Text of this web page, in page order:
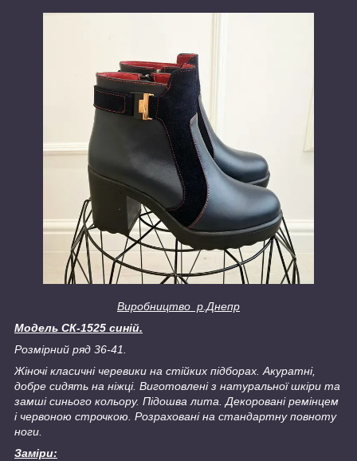
Виробництво р.Днепр
Модель СК-1525 синій.
Розмірний ряд 36-41.
Жіночі класичні черевики на стійких підборах. Акуратні,
добре сидять на ніжці. Виготовлені з натуральної шкіри та
замші синього кольору. Підошва лита. Декоровані ремінцем
і червоною строчкою. Розраховані на стандартну повноту
ноги.
Заміри: